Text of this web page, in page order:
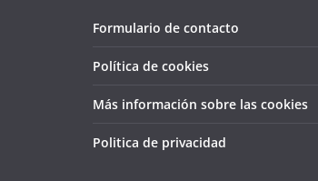
Formulario de contacto
Política de cookies
Más información sobre las cookies
Politica de privacidad